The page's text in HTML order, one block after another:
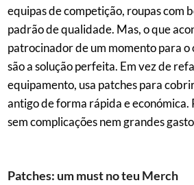
equipas de competição, roupas com
padrão de qualidade. Mas, o que
patrocinador de um momento para o
são a solução perfeita. Em vez de
equipamento, usa patches para
antigo de forma rápida e
sem complicações nem grandes
Patches: um must no teu Merch